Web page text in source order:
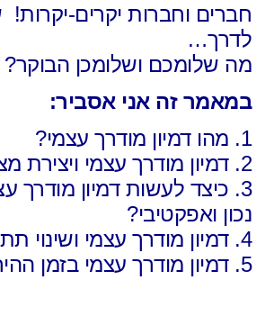
חברים וחברות יקרים-יקרות!
לדרך…
מה שלומכם ושלומכן הבוקר?
במאמר זה אני אסביר:
1. מהו דמיון מודרך עצמי?
2. דמיון מודרך עצמי ויצירת מציאות.
3. כיצד לעשות דמיון מודרך
נכון ואפקטיבי?
4. דמיון מודרך עצמי ושינוי תת המודע.
5. דמיון מודרך עצמי בזמן ההירדמות.